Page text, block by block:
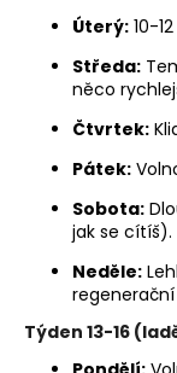
Úterý: 10-
Středa:
něco
Čtvrtek:
Pátek:
Sobota:
jak se cítíš).
Neděle:
regenerační
Týden 13-16